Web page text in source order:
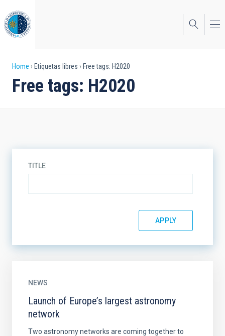
to
main
content
Breadcrumb
Home Etiquetas libres Free tags: H2020
Free tags: H2020
TITLE
NEWS
Launch of Europe’s largest astronomy
network
Two astronomy networks are coming together to